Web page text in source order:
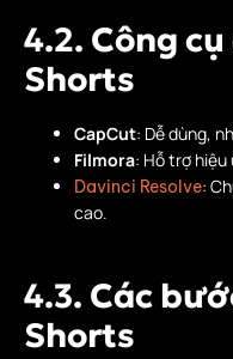
4.2. Công
Shorts
CapCut: Dễ dùng,
Filmora: Hỗ trợ
Davinci Resolve:
cao.
4.3. Các
Shorts